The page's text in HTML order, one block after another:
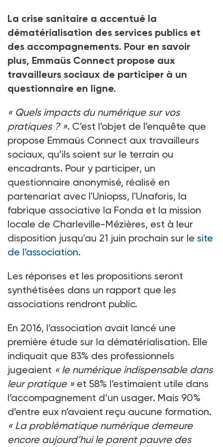
La crise sanitaire a accentué la
dématérialisation des services publics et
des accompagnements. Pour en savoir
plus, Emmaüs Connect propose aux
travailleurs sociaux de participer à un
questionnaire en ligne.
« Quels impacts du numérique sur vos
pratiques ? ». C’est l’objet de l’enquête que
propose Emmaüs Connect aux travailleurs
sociaux, qu’ils soient sur le terrain ou
encadrants. Pour y participer, un
questionnaire anonymisé, réalisé en
partenariat avec l'Uniopss, l'Unaforis, la
fabrique associative la Fonda et la mission
locale de Charleville-Mézières, est à leur
disposition jusqu'au 21 juin prochain sur le site
de l’association.
Les réponses et les propositions seront
synthétisées dans un rapport que les
associations rendront public.
En 2016, l’association avait lancé une
première étude sur la dématérialisation. Elle
indiquait que 83% des professionnels
jugeaient « le numérique indispensable dans
leur pratique »et 58% l’estimaient utile dans
l’accompagnement d’un usager. Mais 90%
d’entre eux n’avaient reçu aucune formation.
« La problématique numérique demeure
encore aujourd’hui le parent pauvre des